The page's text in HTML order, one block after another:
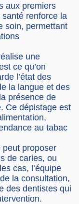
aux premiers
renforce la
soin, permettant
une
ce qu’on
l’état des
la langue et des
présence de
Ce dépistage est
au tabac
peut proposer
de caries, ou
cas, l’équipe
de la consultation,
des dentistes qui